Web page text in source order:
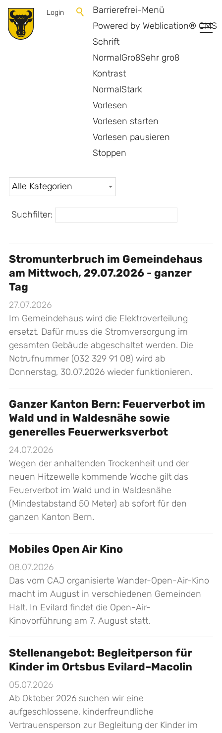
Barrierefrei-Menü
Powered by Weblication® CMS
Schrift
NormalGroßSehr groß
Kontrast
NormalStark
Vorlesen
Vorlesen starten
Vorlesen pausieren
Stoppen
Login
Aktuelles
Suchfilter:
Stromunterbruch im Gemeindehaus
am Mittwoch, 29.07.2026 - ganzer
Tag
27.07.2026
Im Gemeindehaus wird die Elektroverteilung
ersetzt. Dafür muss die Stromversorgung im
gesamten Gebäude abgeschaltet werden. Die
Notrufnummer (032 329 91 08) wird ab
Donnerstag, 30.07.2026 wieder funktionieren.
Ganzer Kanton Bern: Feuerverbot im
Wald und in Waldesnähe sowie
generelles Feuerwerksverbot
24.07.2026
Wegen der anhaltenden Trockenheit und der
neuen Hitzewelle kommende Woche gilt das
Feuerverbot im Wald und in Waldesnähe
(Mindestabstand 50 Meter) ab sofort für den
ganzen Kanton Bern.
Mobiles Open Air Kino
08.07.2026
Das vom CAJ organisierte Wander-Open-Air-Kino
macht im August in verschiedenen Gemeinden
Halt. In Evilard findet die Open-Air-
Kinovorführung am 7. August statt.
Stellenangebot: Begleitperson für
Kinder im Ortsbus Evilard–Macolin
05.07.2026
Ab Oktober 2026 suchen wir eine
aufgeschlossene, kinderfreundliche
Vertrauensperson zur Begleitung der Kinder im